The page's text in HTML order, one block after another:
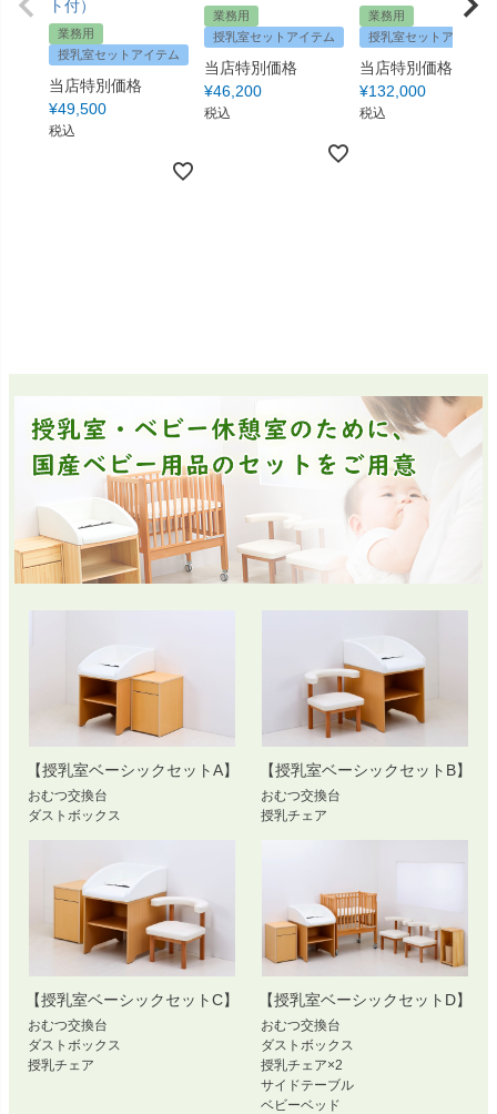
ト付）
業務用
授乳室セットアイテム
当店特別価格
¥49,500
税込
業務用
授乳室セットアイテム
当店特別価格
¥46,200
税込
業務用
授乳室セットアイテム
当店特別価格
¥132,000
税込
【授乳室ベーシックセットA】 【授乳室ベーシックセットB】
おむつ交換台
ダストボックス
おむつ交換台
授乳チェア
【授乳室ベーシックセットC】 【授乳室ベーシックセットD】
おむつ交換台
ダストボックス
授乳チェア
おむつ交換台
ダストボックス
授乳チェア×2
サイドテーブル
ベビーベッド